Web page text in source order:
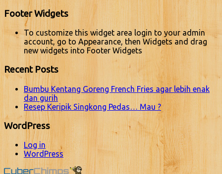
Footer Widgets
To customize this widget area login to your admin
account, go to Appearance, then Widgets and drag
new widgets into Footer Widgets
Recent Posts
Bumbu Kentang Goreng French Fries agar lebih enak
dan gurih
Resep Keripik Singkong Pedas… Mau ?
WordPress
Log in
WordPress